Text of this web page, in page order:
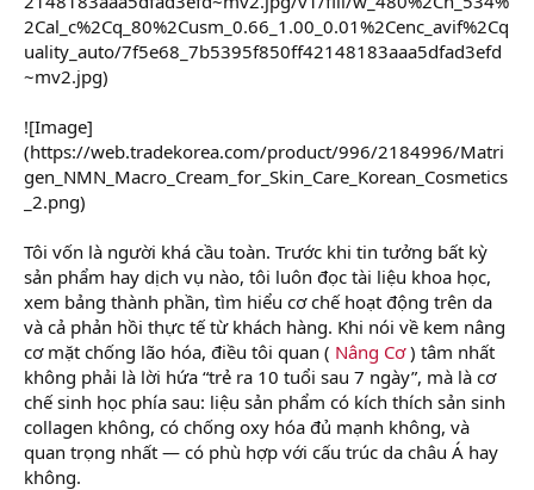
2Cal_c%2Cq_80%2Cusm_0.66_1.00_0.01%2Cenc_avif%2Cq
uality_auto/7f5e68_7b5395f850ff42148183aaa5dfad3efd
~mv2.jpg)
![Image]
(https://web.tradekorea.com/product/996/2184996/Matri
gen_NMN_Macro_Cream_for_Skin_Care_Korean_Cosmetics
_2.png)
Tôi vốn là người khá cầu toàn. Trước khi tin tưởng bất kỳ
sản phẩm hay dịch vụ nào, tôi luôn đọc tài liệu khoa học,
xem bảng thành phần, tìm hiểu cơ chế hoạt động trên da
và cả phản hồi thực tế từ khách hàng. Khi nói về kem nâng
cơ mặt chống lão hóa, điều tôi quan ( Nâng Cơ) tâm nhất
không phải là lời hứa “trẻ ra 10 tuổi sau 7 ngày”, mà là cơ
chế sinh học phía sau: liệu sản phẩm có kích thích sản sinh
collagen không, có chống oxy hóa đủ mạnh không, và
quan trọng nhất — có phù hợp với cấu trúc da châu Á hay
không.